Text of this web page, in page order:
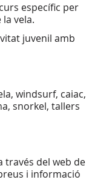
específic per
vela.
juvenil amb
windsurf, caiac,
snorkel, tallers
través del web de
i informació